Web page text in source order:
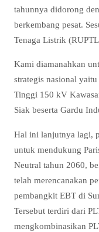
tahunnya didorong
berkembang pesat.
Tenaga Listrik
Kami diamanahkan
strategis nasional
Tinggi 150 kV
Siak beserta Gardu
Hal ini lanjutnya lagi,
untuk mendukung
Neutral tahun 2060,
telah merencanakan
pembangkit EBT di
Tersebut terdiri dari
mengkombinasikan